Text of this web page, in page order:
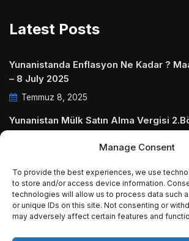
Manage Consent
To provide the best experiences, we use
to store and/or access device information.
technologies will allow us to process data such
or unique IDs on this site. Not consenting or
may adversely affect certain features and
Latest Posts
Yunanistanda Enflasyon Ne Kadar ?
– 8 July 2025
Temmuz 8, 2025
Yunanistan Mülk Satın Alma Vergisi
July 2025
Temmuz 5, 2025